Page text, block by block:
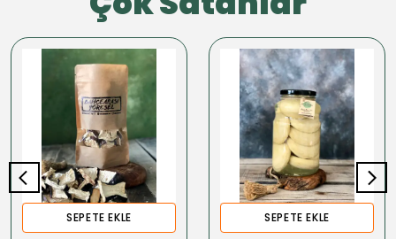
SEPETE EKLE SEPETE EKLE